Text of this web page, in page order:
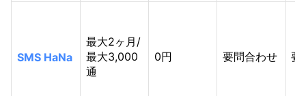
SMS HaNa
最大2ヶ月/
最大3,000
通
0円 要問合わせ 要